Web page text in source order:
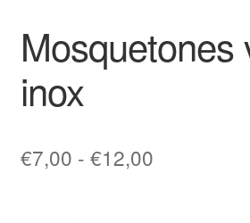
Mosquetones
inox
€7,00 - €12,00Rango